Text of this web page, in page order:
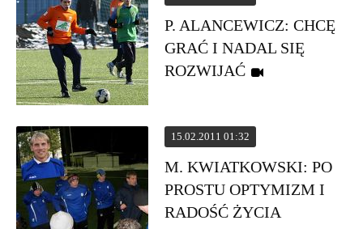
P. ALANCEWICZ: CHCĘ
GRAĆ I NADAL SIĘ
ROZWIJAĆ
15.02.2011 01:32
M. KWIATKOWSKI: PO
PROSTU OPTYMIZM I
RADOŚĆ ŻYCIA